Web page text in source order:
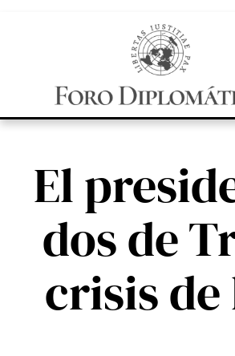
El
dos de
crisis